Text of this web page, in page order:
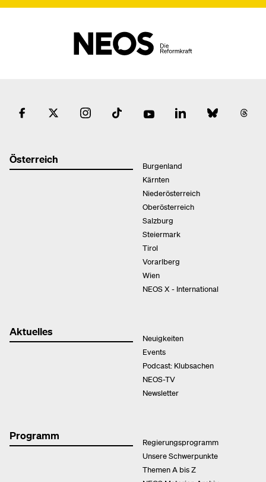
Österreich
Burgenland
Kärnten
Niederösterreich
Oberösterreich
Salzburg
Steiermark
Tirol
Vorarlberg
Wien
NEOS X - International
Aktuelles
Neuigkeiten
Events
Podcast: Klubsachen
NEOS-TV
Newsletter
Programm
Regierungsprogramm
Unsere Schwerpunkte
Themen A bis Z